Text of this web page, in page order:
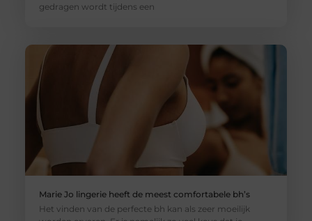
gedragen wordt tijdens een
Marie Jo lingerie heeft de meest comfortabele bh’s
Het vinden van de perfecte bh kan als zeer moeilijk